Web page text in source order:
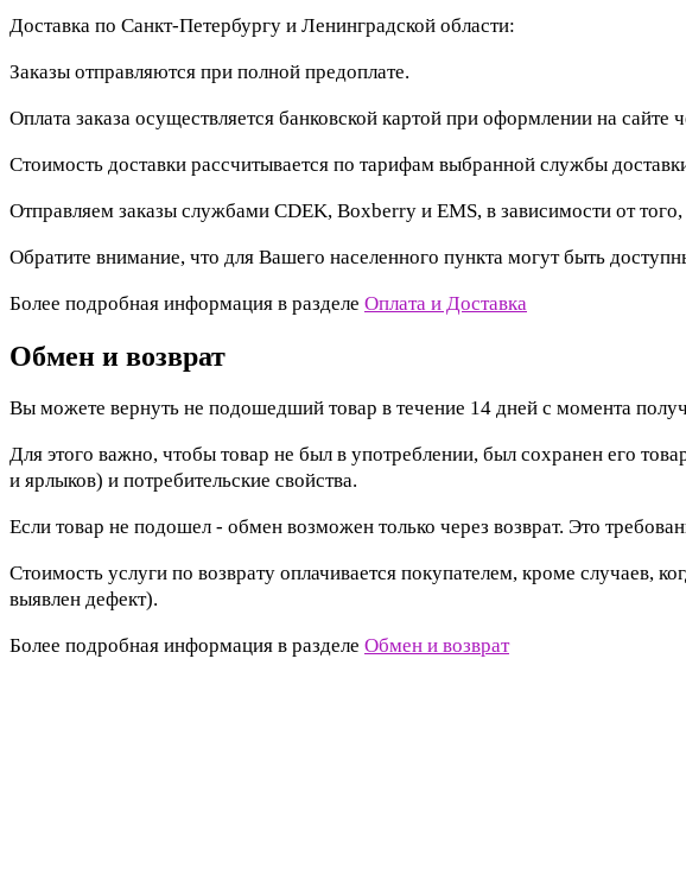
Доставка по Санкт-Петербургу и Ленинградской области:
Заказы отправляются при полной предоплате.
Оплата заказа осуществляется банковской картой при оформлении на
Стоимость доставки рассчитывается по тарифам выбранной службы
Отправляем заказы службами CDEK, Boxberry и EMS, в зависимости от
Обратите внимание, что для Вашего населенного пункта могут быть
Более подробная информация в разделе Оплата и Доставка
Обмен и возврат
Вы можете вернуть не подошедший товар в течение 14 дней с момента
Для этого важно, чтобы товар не был в употреблении, был сохранен его
и ярлыков) и потребительские свойства.
Если товар не подошел - обмен возможен только через возврат. Это
Стоимость услуги по возврату оплачивается покупателем, кроме случаев,
выявлен дефект).
Более подробная информация в разделе Обмен и возврат